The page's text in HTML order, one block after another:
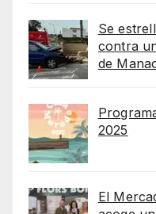
Se
contra
de
2025
El